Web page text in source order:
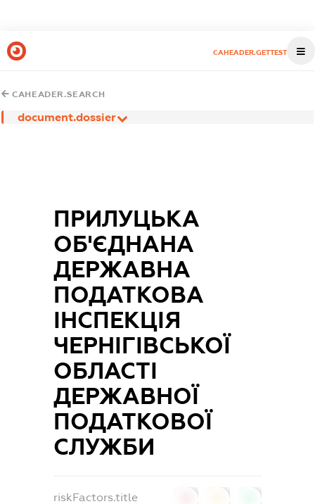
CAHEADER.GETTEST
CAHEADER.SEARCH
document.dossier
ПРИЛУЦЬКА
ОБ'ЄДНАНА
ДЕРЖАВНА
ПОДАТКОВА
ІНСПЕКЦІЯ
ЧЕРНІГІВСЬКОЇ
ОБЛАСТІ
ДЕРЖАВНОЇ
ПОДАТКОВОЇ
СЛУЖБИ
riskFactors.title